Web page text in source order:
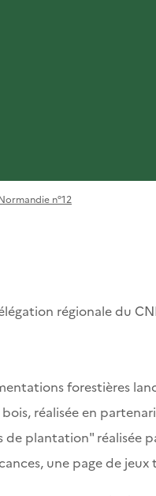
n°12
régionale du
forestières
réalisée en
plantation" réalisée
une page de jeux